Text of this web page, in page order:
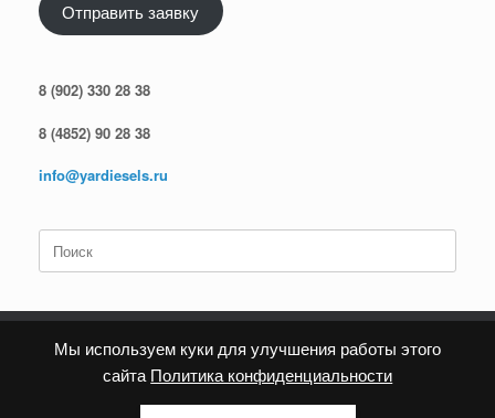
Мы используем куки для улучшения работы этого
сайта Политика конфиденциальности
Отправить заявку
8 (902) 330 28 38
8 (4852) 90 28 38
info@yardiesels.ru
по:
Политика конфиденциальности